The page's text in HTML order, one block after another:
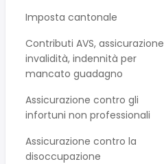
Imposta cantonale
Contributi AVS, assicurazione
invalidità, indennità per
mancato guadagno
Assicurazione contro gli
infortuni non professionali
Assicurazione contro la
disoccupazione